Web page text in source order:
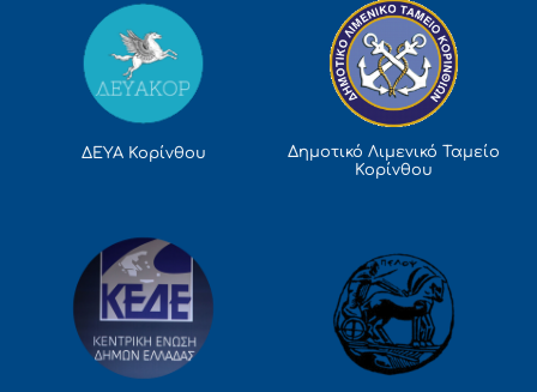
ΔΕΥΑ Κορίνθου
Δημοτικό Λιμενικό Ταμείο
Κορίνθου